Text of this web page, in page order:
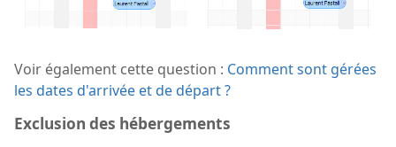
Voir également cette question : Comment sont gérées
les dates d'arrivée et de départ ?
Exclusion des hébergements